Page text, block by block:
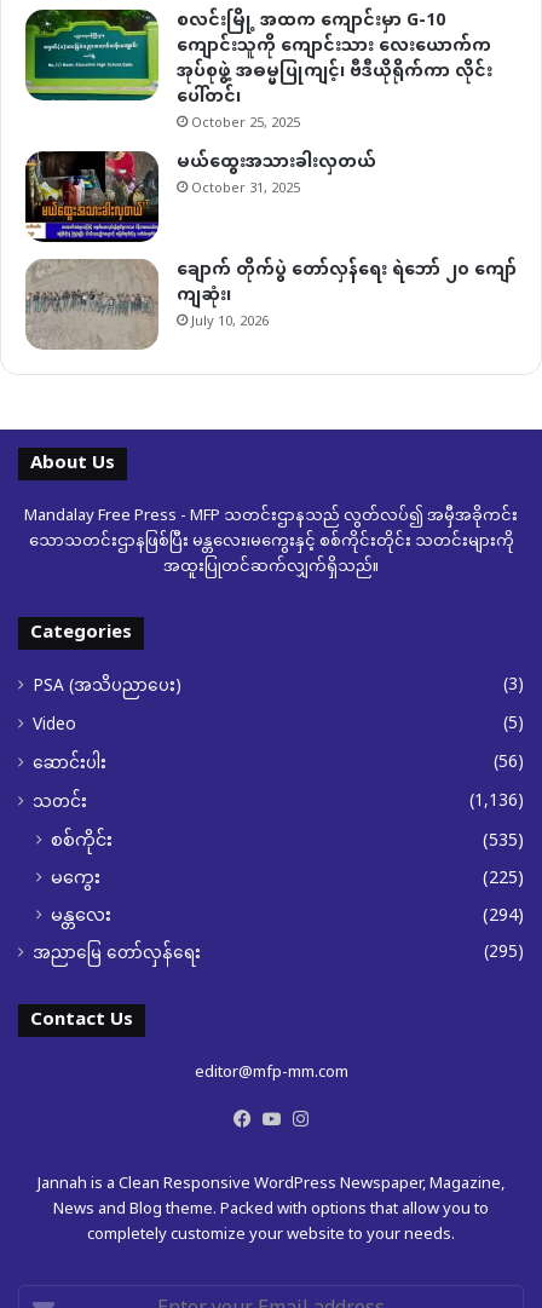
စလင်းမြို့ အထက ကျောင်းမှာ G-10
ကျောင်းသူကို ကျောင်းသား လေးယောက်က
အုပ်စုဖွဲ့ အဓမ္မပြုကျင့်၊ ဗီဒီယိုရိုက်ကာ လိုင်း
ပေါ်တင်၊
October 25, 2025
မယ်ထွေးအသားခါးလှတယ်
October 31, 2025
ချောက် တိုက်ပွဲ တော်လှန်ရေး ရဲဘော် ၂၀ ကျော်
ကျဆုံး၊
July 10, 2026
About Us
Mandalay Free Press - MFP သတင်းဌာနသည် လွတ်လပ်၍ အမှီအခိုကင်း
သောသတင်းဌာနဖြစ်ပြီး မန္တလေး၊မကွေးနှင့် စစ်ကိုင်းတိုင်း သတင်းများကို
အထူးပြုတင်ဆက်လျှက်ရှိသည်။
Categories
PSA (အသိပညာပေး)
(3)
Video
(5)
ဆောင်းပါး
(56)
သတင်း
(1,136)
စစ်ကိုင်း
(535)
မကွေး
(225)
မန္တလေး
(294)
အညာမြေ တော်လှန်ရေး (295)
Contact Us
editor@mfp-mm.com
Facebook
YouTube
Jannah is a Clean Responsive WordPress Newspaper, Magazine,
News and Blog theme. Packed with options that allow you to
completely customize your website to your needs.
Enter